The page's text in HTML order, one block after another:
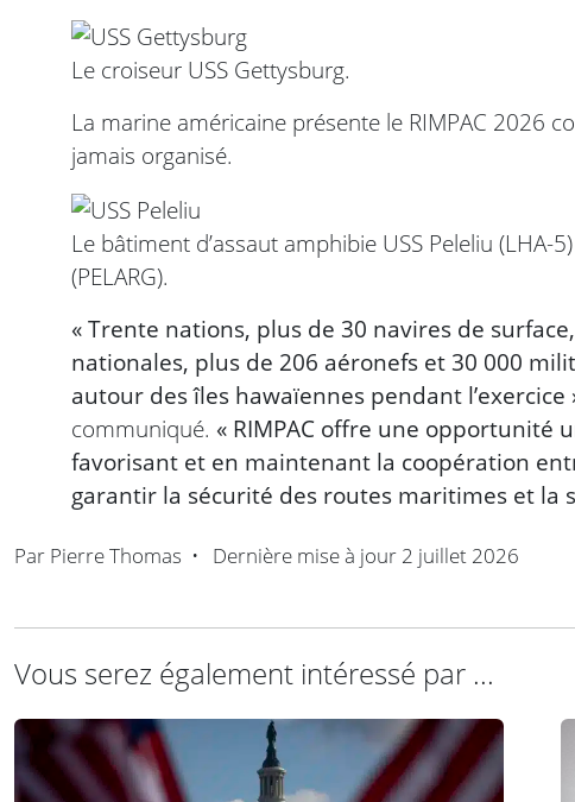
Le croiseur USS Gettysburg.
La marine américaine présente le RIMPAC 2026
jamais organisé.
Le bâtiment d’assaut amphibie USS Peleliu
(PELARG).
« Trente nations, plus de 30 navires de
nationales, plus de 206 aéronefs et 30 000
autour des îles hawaïennes pendant l’exercice
communiqué. « RIMPAC offre une opportunité
favorisant et en maintenant la coopération
garantir la sécurité des routes maritimes et la
Par Pierre Thomas • Dernière mise à jour 2 juillet 2026
Vous serez également intéressé par ...